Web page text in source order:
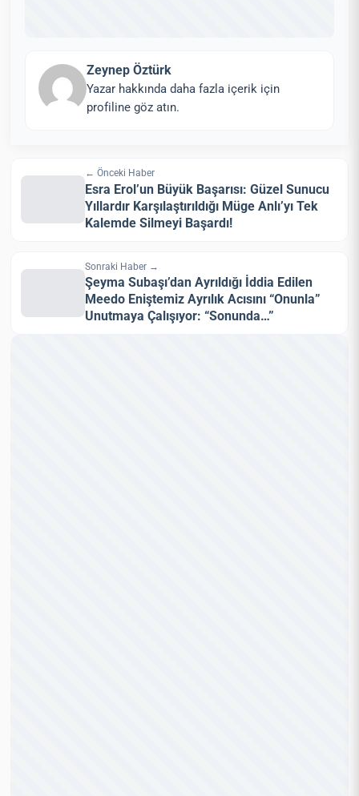
Zeynep Öztürk
Yazar hakkında daha fazla içerik için
profiline göz atın.
← Önceki Haber
Esra Erol’un Büyük Başarısı: Güzel Sunucu
Yıllardır Karşılaştırıldığı Müge Anlı’yı Tek
Kalemde Silmeyi Başardı!
Sonraki Haber →
Şeyma Subaşı’dan Ayrıldığı İddia Edilen
Meedo Eniştemiz Ayrılık Acısını “Onunla”
Unutmaya Çalışıyor: “Sonunda…”